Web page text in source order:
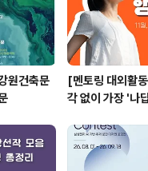
원건축문
[멘토링 대외활
각 없이 가장 '나